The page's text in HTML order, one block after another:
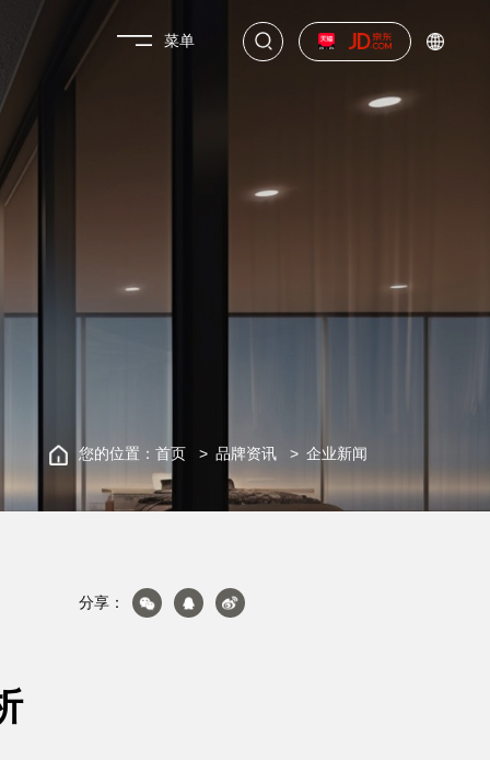
菜单
您的位置： 首页 品牌资讯 企业新闻
分享：